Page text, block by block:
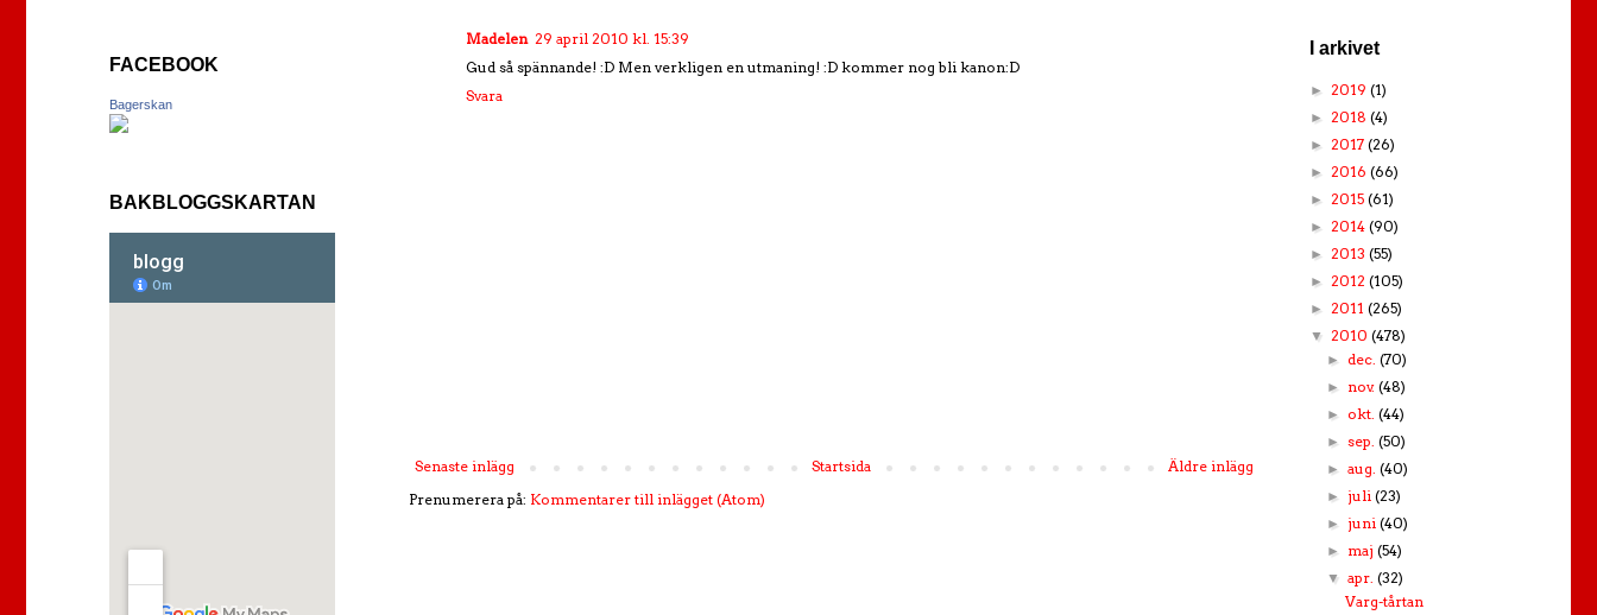
Madelen 29 april 2010 kl. 15:39
Gud så spännande! :D Men verkligen en utmaning! :D kommer nog bli kanon:D
Svara
Senaste inlägg Äldre inlägg
Startsida
Prenumerera på: Kommentarer till inlägget (Atom)
FACEBOOK
Bagerskan
BAKBLOGGSKARTAN
I arkivet
► 2019 (1)
► 2018 (4)
► 2017 (26)
► 2016 (66)
► 2015 (61)
► 2014 (90)
► 2013 (55)
► 2012 (105)
► 2011 (265)
▼ 2010 (478)
► dec.(70)
► nov.(48)
► okt.(44)
►sep.(50)
►aug.(40)
► juli(23)
► juni(40)
► maj(54)
▼apr.(32)
Varg-tårtan